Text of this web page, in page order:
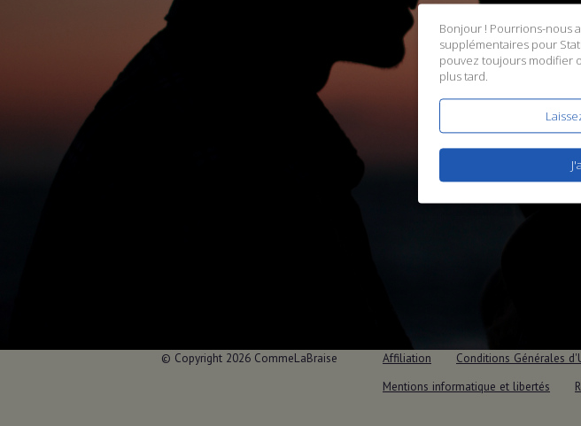
© Copyright 2026 CommeLaBraise Affiliation Conditions Générales
Mentions informatique et libertés
Bonjour ! Pourrions-nous
supplémentaires pour
pouvez toujours modifier
plus tard.